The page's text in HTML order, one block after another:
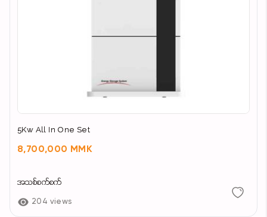
5Kw All In One Set
8,700,000 MMK
အသစ်စက်စက်
204 views